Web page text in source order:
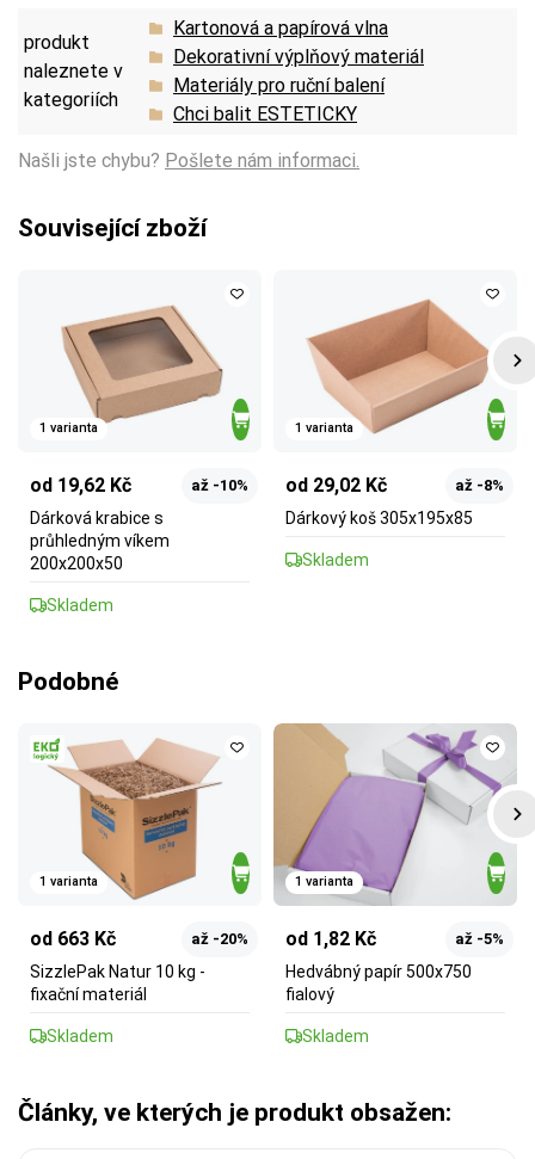
produkt
naleznete v
kategoriích
Kartonová a papírová vlna
Dekorativní výplňový materiál
Materiály pro ruční balení
Chci balit ESTETICKY
Našli jste chybu? Pošlete nám informaci.
Související zboží
1 varianta
od 19,62 Kč až -10%
Dárková krabice s
průhledným víkem
200x200x50
Skladem
1 varianta
od 29,02 Kč až -8%
Dárkový koš 305x195x85
Skladem
Podobné
1 varianta
od 663 Kč až -20%
SizzlePak Natur 10 kg -
fixační materiál
Skladem
1 varianta
od 1,82 Kč až -5%
Hedvábný papír 500x750
fialový
Skladem
Články, ve kterých je produkt obsažen: